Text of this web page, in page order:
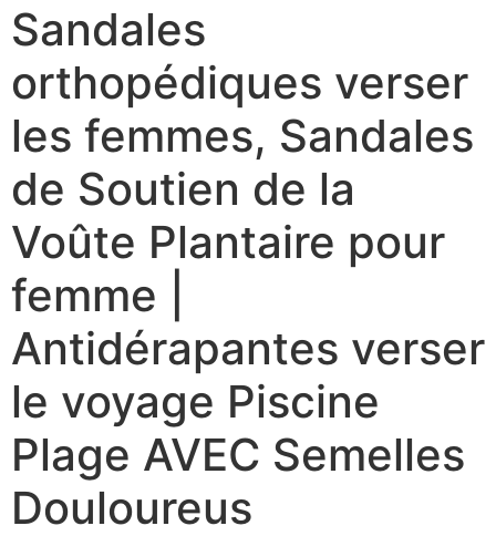
Sandales
orthopédiques verser
les femmes, Sandales
de Soutien de la
Voûte Plantaire pour
femme |
Antidérapantes verser
le voyage Piscine
Plage AVEC Semelles
Douloureus